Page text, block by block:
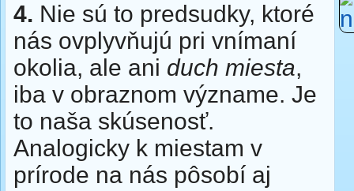
4. Nie sú to predsudky, ktoré
nás ovplyvňujú pri vnímaní
okolia, ale ani duch miesta,
iba v obraznom význame. Je
to naša skúsenosť.
Analogicky k miestam v
prírode na nás pôsobí aj